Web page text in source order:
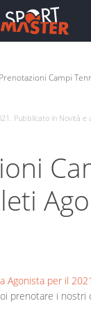
Prenotazioni Campi
. Pubblicato in Novità e
Agonista per il 2021
prenotare i nostri